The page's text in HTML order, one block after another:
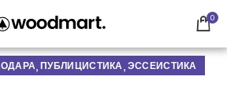
0
,ПУБЛИЦИСТИКА, ЭССЕИСТИКА